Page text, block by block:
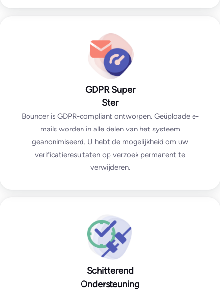
GDPR Super
Ster
Bouncer is GDPR-compliant ontworpen. Geüploade e-
mails worden in alle delen van het systeem
geanonimiseerd. U hebt de mogelijkheid om uw
verificatieresultaten op verzoek permanent te
verwijderen.
Schitterend
Ondersteuning